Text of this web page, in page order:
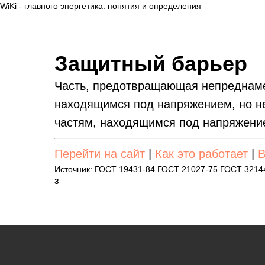
WiKi - главного энергетика: понятия и определения
Защитный барьер
Часть, предотвращающая
находящимся под напряжением, но
частям, находящимся под
Перейти на сайт Как это работает
Источник: ГОСТ 19431-84 ГОСТ 21027-75 ГОСТ
З